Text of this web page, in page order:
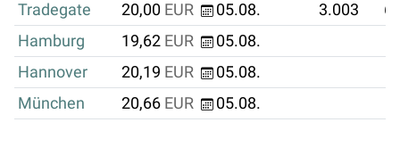
Tradegate
20,00 EUR 05.08. 3.003
Hamburg
19,62 EUR
05.08.
Hannover
20,19 EUR
05.08.
München
20,66 EUR 05.08.